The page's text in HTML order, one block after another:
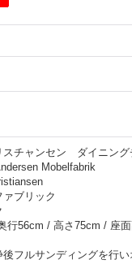
スチャンセン ダイニン
Mobelfabrik
ブリック
行56cm / 高さ75cm / 座
フルサンディングを行